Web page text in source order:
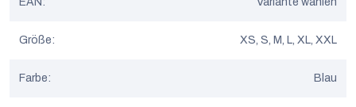
Größe: XS, S, M, L, XL, XXL
Farbe: Blau